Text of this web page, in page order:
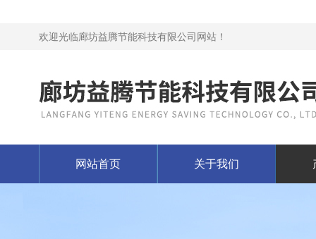
欢迎光临廊坊益腾节能科技有限公司网站！
网站首页 关于我们